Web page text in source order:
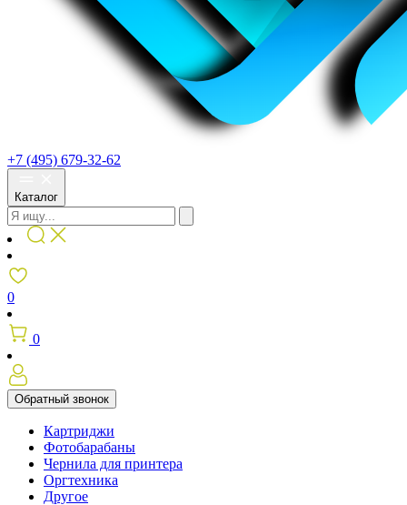
+7 (495) 679-32-62
Каталог
0
0
Обратный звонок
Картриджи
Фотобарабаны
Чернила для принтера
Оргтехника
Другое